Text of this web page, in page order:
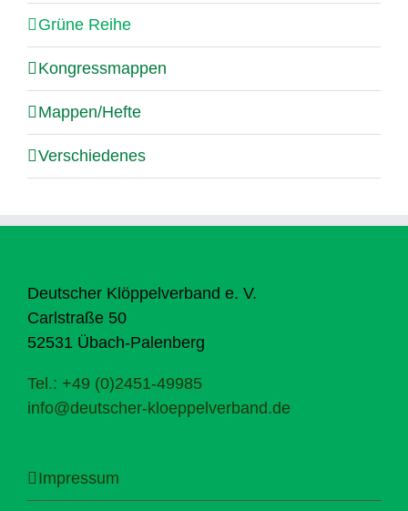
Grüne Reihe
Kongressmappen
Mappen/Hefte
Verschiedenes
Deutscher Klöppelverband e. V.
Carlstraße 50
52531 Übach-Palenberg
Tel.: +49 (0)2451-49985
info@deutscher-kloeppelverband.de
Impressum